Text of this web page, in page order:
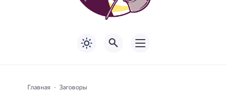
Главная Заговоры